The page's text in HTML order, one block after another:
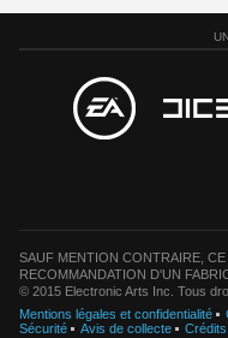
SAUF MENTION CONTRAIRE,
RECOMMANDATION D'UN
© 2015 Electronic Arts Inc. Tous
Mentions légales et confidentialité
Sécurité
Avis de collecte Crédits